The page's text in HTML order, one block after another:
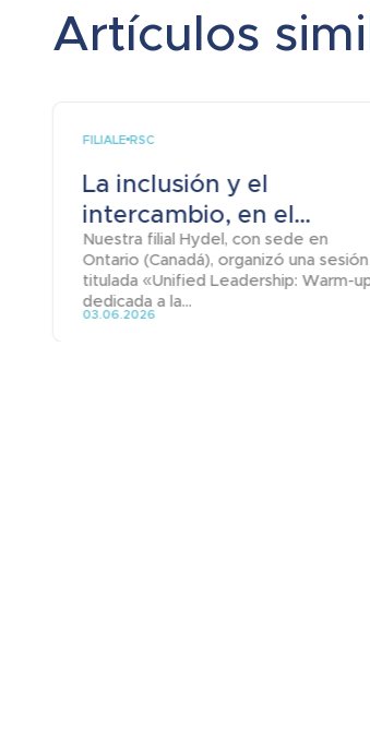
Artículos
FILIALE RSC
La inclusión y el
intercambio, en el...
Nuestra filial Hydel, con sede en
Ontario (Canadá), organizó una sesión
titulada «Unified Leadership: Warm-
dedicada a la...
03.06.2026